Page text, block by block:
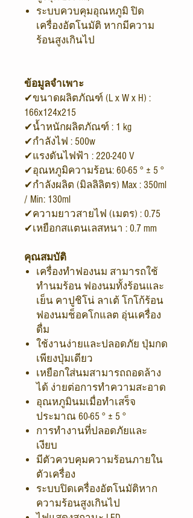
ระบบควบคุมอุณหภูมิ ปิด
เครื่องอัตโนมัติ หากมีความ
ร้อนสูงเกินไป
ข้อมูลจำเพาะ
✔ขนาดผลิตภัณฑ์ (L x W x H) :
166x124x215
✔น้ำหนักผลิตภัณฑ์ : 1 kg
✔กำลังไฟ : 500w
✔แรงดันไฟฟ้า : 220-240 V
✔อุณหภูมิความร้อน: 60-65 ° ± 5 °
✔กำลังผลิต (มิลลิลิตร) Max : 350ml
/ Min: 130ml
✔ความยาวสายไฟ (เมตร) : 0.75
✔เหยือกสแตนเลสหนา : 0.7 mm
คุณสมบัติ
เครื่องทำฟองนม สามารถใช้
ทำนมร้อน ฟองนมทั้งร้อนและ
เย็น คาปูชิโน่ ลาเต้ โกโก้ร้อน
ฟองนมช็อคโกแลต อุ่นเครื่อง
ดื่ม
ใช้งานง่ายและปลอดภัย ปุ่มกด
เพียงปุ่มเดียว
เหยือกใส่นมสามารถถอดล้าง
ได้ ง่ายต่อการทำความสะอาด
อุณหภูมินมเมื่อทำเสร็จ
ประมาณ 60-65 ° ± 5 °
การทำงานที่ปลอดภัยและ
เงียบ
มีตัวควบคุมความร้อนภายใน
ตัวเครื่อง
ระบบปิดเครื่องอัตโนมัติหาก
ความร้อนสูงเกินไป